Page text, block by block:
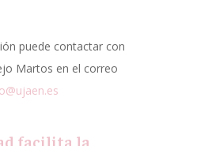
puede contactar con
Martos en el correo
facilita la